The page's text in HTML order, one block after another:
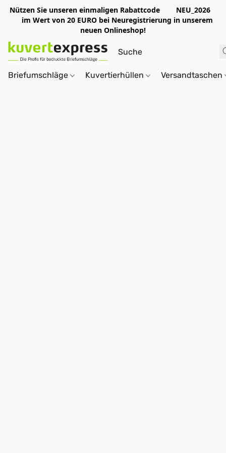
Nützen Sie unseren einmaligen Rabattcode NEU_2026
im Wert von 20 EURO bei Neuregistrierung in unserem
neuen Onlineshop!
Briefumschläge Kuvertierhüllen Versandtaschen